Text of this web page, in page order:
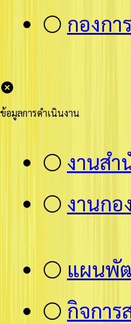
⚪ กองกา
ข้อมูลการดำเนินงาน
⚪ งานสำ
⚪ งานกอ
⚪ แผนพั
⚪ กิจการ